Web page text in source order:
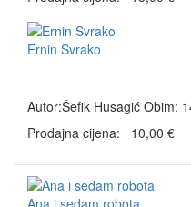
Ernin Svrako
Autor:Šefik Husagić Obim:
Prodajna cijena:
10,00 €
Ana i sedam robota